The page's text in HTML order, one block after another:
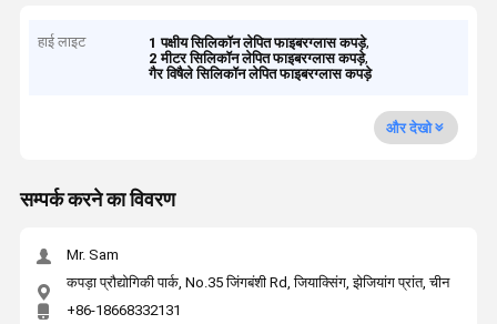
हाई लाइट 1 पक्षीय सिलिकॉन लेपित फाइबरग्लास कपड़े,
2 मीटर सिलिकॉन लेपित फाइबरग्लास कपड़े,
गैर विषैले सिलिकॉन लेपित फाइबरग्लास कपड़े
और देखो
सम्पर्क करने का विवरण
Mr. Sam
कपड़ा प्रौद्योगिकी पार्क, No.35 जिंगबंशी Rd, जियाक्सिंग, झेजियांग प्रांत, चीन
+86-18668332131